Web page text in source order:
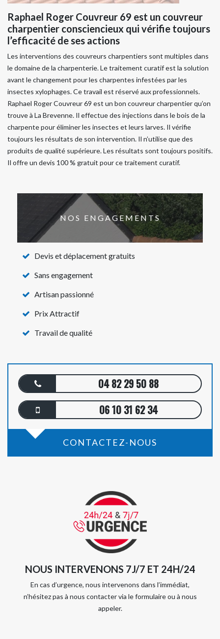
Raphael Roger Couvreur 69 est un couvreur
charpentier consciencieux qui vérifie toujours
l’efficacité de ses actions
Les interventions des couvreurs charpentiers sont multiples dans
le domaine de la charpenterie. Le traitement curatif est la solution
avant le changement pour les charpentes infestées par les
insectes xylophages. Ce travail est réservé aux professionnels.
Raphael Roger Couvreur 69 est un bon couvreur charpentier qu’on
trouve à La Brevenne. Il effectue des injections dans le bois de la
charpente pour éliminer les insectes et leurs larves. Il vérifie
toujours les résultats de son intervention. Il n’utilise que des
produits de qualité supérieure. Les résultats sont toujours positifs.
Il offre un devis 100 % gratuit pour ce traitement curatif.
NOS ENGAGEMENTS
Devis et déplacement gratuits
Sans engagement
Artisan passionné
Prix Attractif
Travail de qualité
04 82 29 50 88
06 10 31 62 34
CONTACTEZ-NOUS
NOUS INTERVENONS 7J/7 ET 24H/24
En cas d’urgence, nous intervenons dans l’immédiat,
n’hésitez pas à nous contacter via le formulaire ou à nous
appeler.